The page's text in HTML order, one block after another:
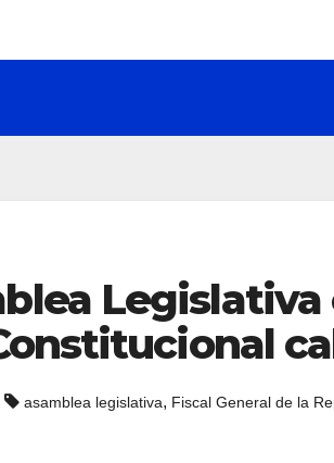
asamblea legislativa, Fiscal General de la